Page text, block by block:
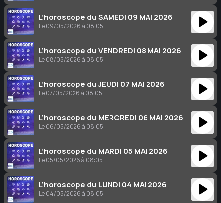
L’horoscope du SAMEDI 09 MAI 2026
Le 09/05/2026 à 08:05
L’horoscope du VENDREDI 08 MAI 2026
Le 08/05/2026 à 08:05
L’horoscope du JEUDI 07 MAI 2026
Le 07/05/2026 à 08:05
L’horoscope du MERCREDI 06 MAI 2026
Le 06/05/2026 à 08:05
L’horoscope du MARDI 05 MAI 2026
Le 05/05/2026 à 08:05
L’horoscope du LUNDI 04 MAI 2026
Le 04/05/2026 à 08:05